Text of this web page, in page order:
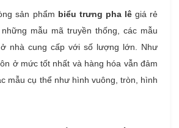
sản phẩm biểu trưng pha lêgiá rẻ
mẫu mã truyền thống, các mẫu
nhà cung cấp với số lượng lớn. Như
ở mức tốt nhất và hàng hóa vẫn đảm
mẫu cụ thể như hình vuông, tròn, hình